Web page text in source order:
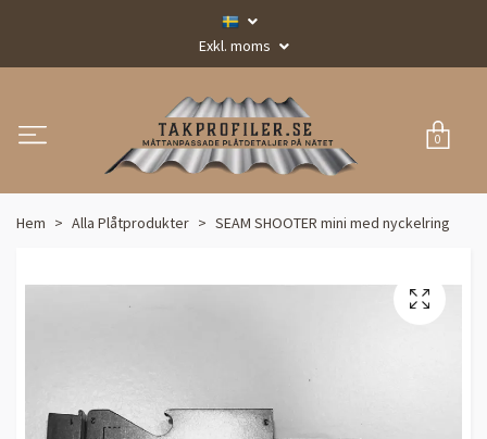
Exkl. moms
0
Hem Alla Plåtprodukter SEAM SHOOTER mini med nyckelring